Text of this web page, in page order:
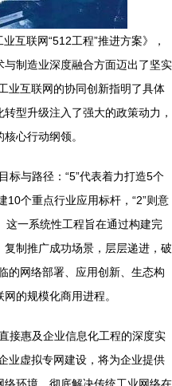
互联网“512工程”推进方案》，
制造业深度融合方面迈出了坚实
业互联网的协同创新指明了具体
型升级注入了强大的政策动力，
心行动纲领。
标与路径：“5”代表着力打造5个
10个重点行业应用标杆，“2”则意
这一系统性工程旨在通过构建完
制推广成功场景，层层递进，破
的网络部署、应用创新、生态构
的规模化商用进程。
接惠及企业信息化工程的深度实
业虚拟专网建设，将为企业提供